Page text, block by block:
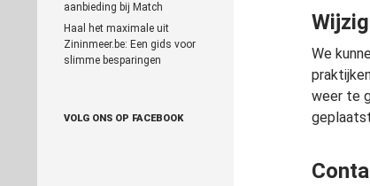
We
weer te
aanbieding bij Match
Haal het maximale uit
Zininmeer.be: Een gids voor
slimme besparingen
VOLG ONS OP FACEBOOK